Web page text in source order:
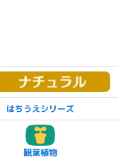
はちうえシリーズ
観葉植物